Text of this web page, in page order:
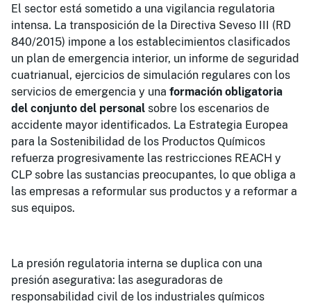
El sector está sometido a una vigilancia regulatoria
intensa. La transposición de la Directiva Seveso III (RD
840/2015) impone a los establecimientos clasificados
un plan de emergencia interior, un informe de seguridad
cuatrianual, ejercicios de simulación regulares con los
servicios de emergencia y una formación obligatoria
del conjunto del personal sobre los escenarios de
accidente mayor identificados. La Estrategia Europea
para la Sostenibilidad de los Productos Químicos
refuerza progresivamente las restricciones REACH y
CLP sobre las sustancias preocupantes, lo que obliga a
las empresas a reformular sus productos y a reformar a
sus equipos.
La presión regulatoria interna se duplica con una
presión asegurativa: las aseguradoras de
responsabilidad civil de los industriales químicos